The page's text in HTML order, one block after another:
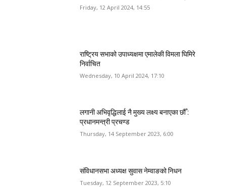
Friday, 12 April 2024, 14:55
राष्ट्रिय सभाको उपाध्यक्षमा एमालेकी विमला घिमिरे
निर्वाचित
Wednesday, 10 April 2024, 17:10
लगानी अभिवृद्धिलाई नै मुख्य लक्ष्य बनाएका छौँ :
प्रधानमन्त्री प्रचण्ड
Thursday, 14 September 2023, 6:00
संविधानसभा अध्यक्ष सुवास नेम्वाङको निधन
Tuesday, 12 September 2023, 5:10